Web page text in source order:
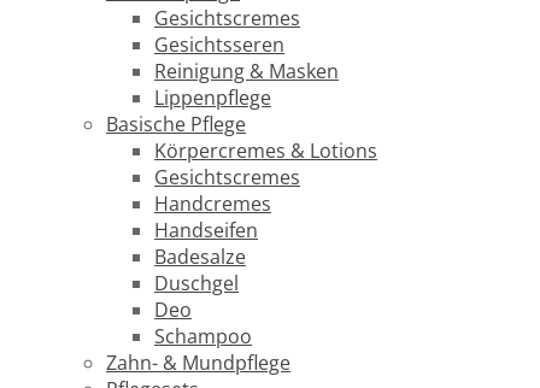
Gesichtscremes
Gesichtsseren
Reinigung & Masken
Lippenpflege
Basische Pflege
Körpercremes & Lotions
Gesichtscremes
Handcremes
Handseifen
Badesalze
Duschgel
Deo
Schampoo
Zahn- & Mundpflege